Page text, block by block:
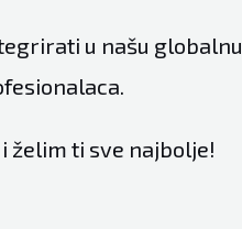
u našu globalnu
želim ti sve najbolje!